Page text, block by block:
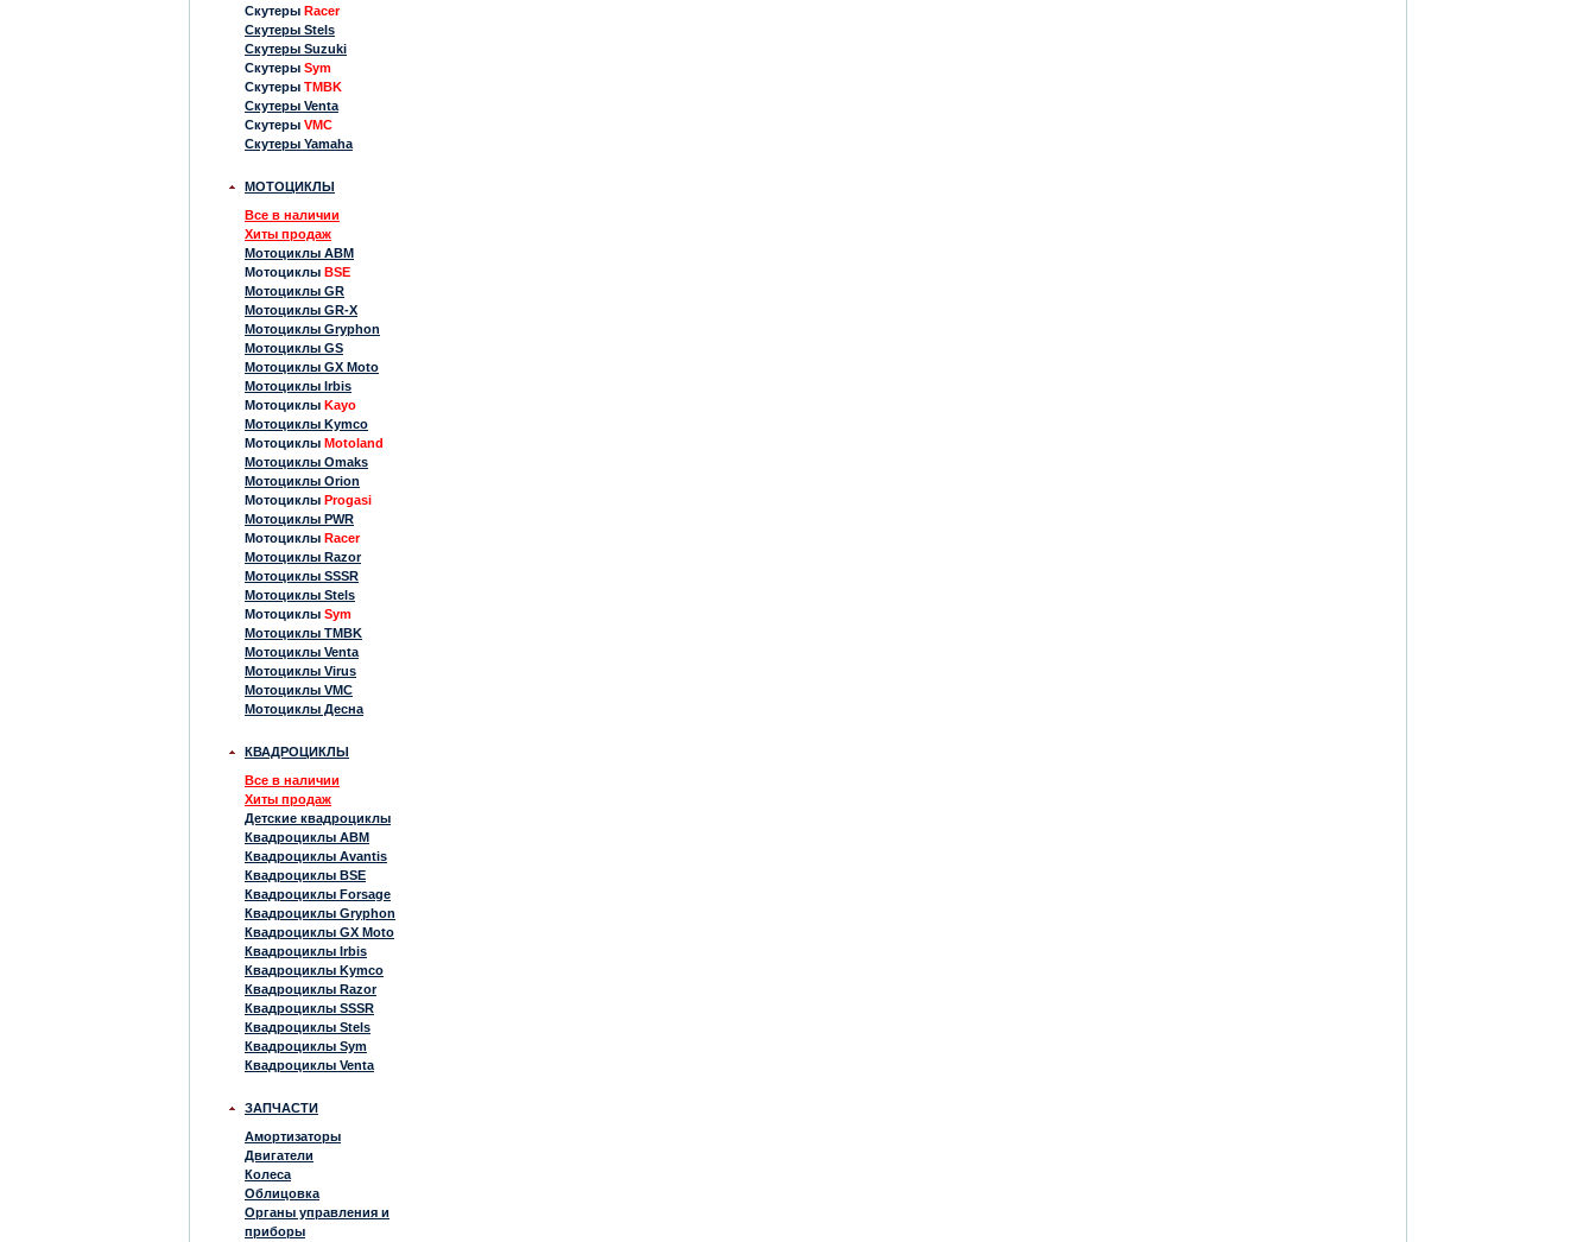
Скутеры Racer
Скутеры Stels
Скутеры Suzuki
Скутеры Sym
Скутеры TMBK
Скутеры Venta
Скутеры VMC
Скутеры Yamaha
МОТОЦИКЛЫ
Все в наличии
Хиты продаж
Мотоциклы ABM
Мотоциклы BSE
Мотоциклы GR
Мотоциклы GR-X
Мотоциклы Gryphon
Мотоциклы GS
Мотоциклы GX Moto
Мотоциклы Irbis
Мотоциклы Kayo
Мотоциклы Kymco
Мотоциклы Motoland
Мотоциклы Omaks
Мотоциклы Orion
Мотоциклы Progasi
Мотоциклы PWR
Мотоциклы Racer
Мотоциклы Razor
Мотоциклы SSSR
Мотоциклы Stels
Мотоциклы Sym
Мотоциклы TMBK
Мотоциклы Venta
Мотоциклы Virus
Мотоциклы VMC
Мотоциклы Десна
КВАДРОЦИКЛЫ
Все в наличии
Хиты продаж
Детские квадроциклы
Квадроциклы ABM
Квадроциклы Avantis
Квадроциклы BSE
Квадроциклы Forsage
Квадроциклы Gryphon
Квадроциклы GX Moto
Квадроциклы Irbis
Квадроциклы Kymco
Квадроциклы Razor
Квадроциклы SSSR
Квадроциклы Stels
Квадроциклы Sym
Квадроциклы Venta
ЗАПЧАСТИ
Амортизаторы
Двигатели
Колеса
Облицовка
Органы управления и
приборы